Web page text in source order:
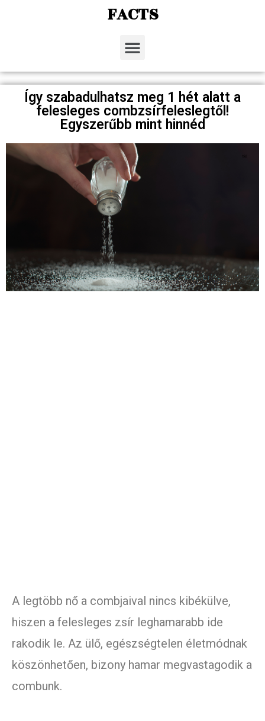
FACTS
Így szabadulhatsz meg 1 hét alatt a
felesleges combzsírfeleslegtől!
Egyszerűbb mint hinnéd
A legtöbb nő a combjaival nincs kibékülve,
hiszen a felesleges zsír leghamarabb ide
rakodik le. Az ülő, egészségtelen életmódnak
köszönhetően, bizony hamar megvastagodik a
combunk.